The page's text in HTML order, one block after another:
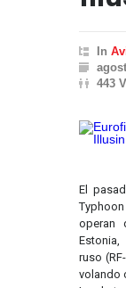
In
443
El
operan
Estonia,
ruso
volando